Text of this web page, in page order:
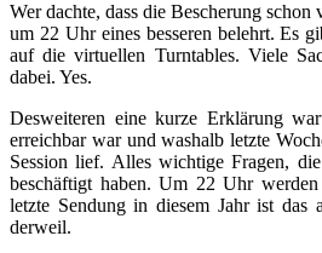
Wer dachte, dass die Bescherung
um 22 Uhr eines besseren belehrt. Es
auf die virtuellen Turntables. Viele
dabei. Yes.
Desweiteren eine kurze Erklärung
erreichbar war und washalb letzte
Session lief. Alles wichtige Fragen,
beschäftigt haben. Um 22 Uhr
letzte Sendung in diesem Jahr ist
derweil.